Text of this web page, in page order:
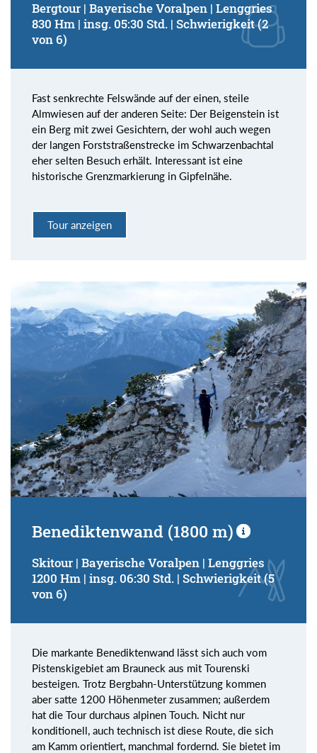
Bergtour | Bayerische Voralpen | Lenggries
830 Hm | insg. 05:30 Std. | Schwierigkeit (2
von 6)
Fast senkrechte Felswände auf der einen, steile
Almwiesen auf der anderen Seite: Der Beigenstein ist
ein Berg mit zwei Gesichtern, der wohl auch wegen
der langen Forststraßenstrecke im Schwarzenbachtal
eher selten Besuch erhält. Interessant ist eine
historische Grenzmarkierung in Gipfelnähe.
Tour anzeigen
Benediktenwand (1800 m)
Skitour | Bayerische Voralpen | Lenggries
1200 Hm | insg. 06:30 Std. | Schwierigkeit (5
von 6)
Die markante Benediktenwand lässt sich auch vom
Pistenskigebiet am Brauneck aus mit Tourenski
besteigen. Trotz Bergbahn-Unterstützung kommen
aber satte 1200 Höhenmeter zusammen; außerdem
hat die Tour durchaus alpinen Touch. Nicht nur
konditionell, auch technisch ist diese Route, die sich
am Kamm orientiert, manchmal fordernd. Sie bietet im